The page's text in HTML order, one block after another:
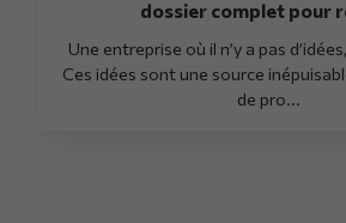
dossier complet pour
Une entreprise où il n’y a pas
Ces idées sont une source
de pro...